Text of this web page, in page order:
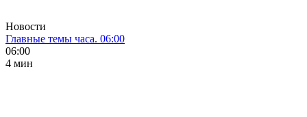
Новости
Главные темы часа. 06:00
06:00
4 мин